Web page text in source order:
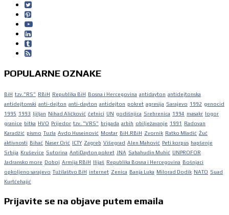
POPULARNE OZNAKE
BiH tzv."RS" RBiH Republika BiH Bosna i Hercegovina antidayton antidejtonska
antidejtonski anti-dejton anti-dayton antidejton pokret agresija Sarajevo 1992 genocid
1995 1993 ljiljan Nihad Aličković četnici UN godišnjica Srebrenica 1994 masakr logor
granice bitka HVO Prijedor tzv. "VRS" brigada arbih obilježavanje 1991
Radovan
Karadžić pismo Tuzla Avdo Huseinović Mostar BiH.RBiH Zvornik Ratko Mladić Žuč
aktivnosti Bihać Naser Orić ICTY Zagreb Višegrad Alen Mahović Peti korpus hapšenje
Srbija Kruševice Sutorina AntiDayton pokret JNA Sabahudin Muhić UNPROFOR
Jadransko more Doboj Armija RBiH Ilijaš Republika Bosna i Hercegovina Bošnjaci
opkoljeno sarajevo Tužilaštvo BiH internet Zenica Banja Luka Milorad Dodik NATO Suad
Kurtćehajić
Prijavite se na objave putem emaila